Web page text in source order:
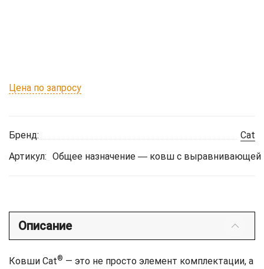
Цена по запросу
Бренд:
Cat
Артикул: Общее назначение ― ковш с
Описание
Ковши Cat® — это не просто элемент комплектации, а